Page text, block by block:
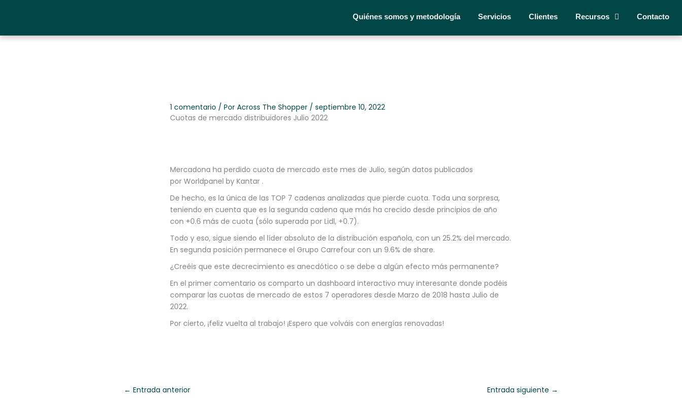
Quiénes somos y metodología Servicios Clientes Recursos Contacto
1 comentario / PorAcross The Shopper /septiembre 10, 2022
Cuotas de mercado distribuidores Julio 2022
Mercadona ha perdido cuota de mercado este mes de Julio, según datos publicados
por Worldpanel by Kantar .
De hecho, es la única de las TOP 7 cadenas analizadas que pierde cuota. Toda una sorpresa,
teniendo en cuenta que es la segunda cadena que más ha crecido desde principios de año
con +0.6 más de cuota (sólo superada por Lidl, +0.7).
Todo y eso, sigue siendo el líder absoluto de la distribución española, con un 25.2% del mercado.
En segunda posición permanece el Grupo Carrefour con un 9.6% de share.
¿Creéis que este decrecimiento es anecdótico o se debe a algún efecto más permanente?
En el primer comentario os comparto un dashboard interactivo muy interesante donde podéis
comparar las cuotas de mercado de estos 7 operadores desde Marzo de 2018 hasta Julio de
2022.
Por cierto, ¡feliz vuelta al trabajo! ¡Espero que volváis con energías renovadas!
← Entrada anterior Entrada siguiente →